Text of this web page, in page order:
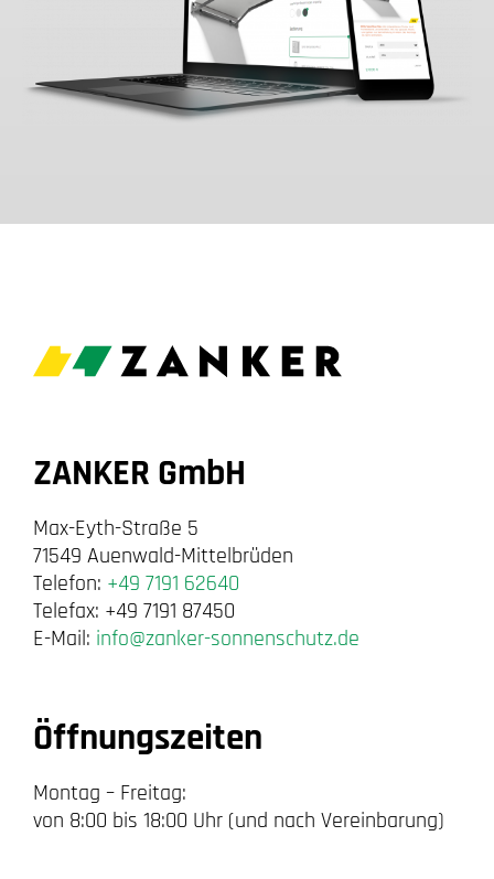
ZANKER GmbH
Max-Eyth-Straße 5
71549 Auenwald-Mittelbrüden
Telefon: +49 7191 62640
Telefax: +49 7191 87450
E-Mail: info@zanker-sonnenschutz.de
Öffnungszeiten
Montag – Freitag:
von 8:00 bis 18:00 Uhr (und nach Vereinbarung)